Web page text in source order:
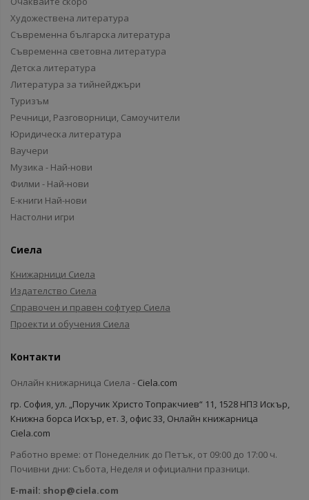
Художествена литература
Съвременна българска литература
Съвременна световна литература
Детска литература
Литература за тийнейджъри
Туризъм
Речници, Разговорници, Самоучители
Юридическа литература
Ваучери
Музика - Най-нови
Филми - Най-нови
Е-книги Най-нови
Настолни игри
Сиела
Книжарници Сиела
Издателство Сиела
Справочен и правен софтуер Сиела
Проекти и обучения Сиела
Контакти
Онлайн книжарница Сиела - Ciela.com
гр. София, ул. „Поручик Христо Топракчиев“ 11, 1528 НПЗ Искър,
Книжна борса Искър, ет. 3, офис 33, Онлайн книжарница
Ciela.com
Работно време: от Понеделник до Петък, от 09:00 до 17:00 ч.
Почивни дни: Събота, Неделя и официални празници.
E-mail: shop@ciela.com